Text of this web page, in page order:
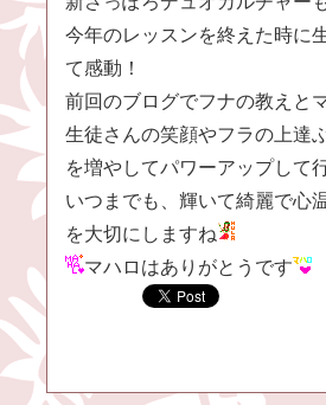
今年のレッスンを終えた時に
て感動！
前回のブログでフナの教えと
生徒さんの笑顔やフラの上達
を増やしてパワーアップして
いつまでも、輝いて綺麗で心
を大切にしますね
マハロはありがとうです